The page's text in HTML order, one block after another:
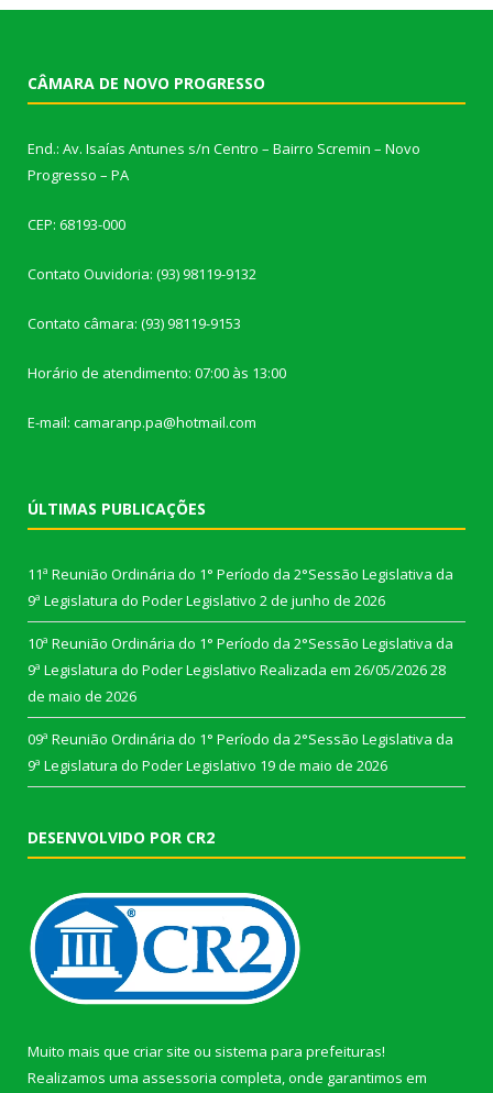
CÂMARA DE NOVO PROGRESSO
End.: Av. Isaías Antunes s/n Centro – Bairro Scremin – Novo
Progresso – PA
CEP: 68193-000
Contato Ouvidoria: (93) 98119-9132
Contato câmara: (93) 98119-9153
Horário de atendimento: 07:00 às 13:00
E-mail: camaranp.pa@hotmail.com
ÚLTIMAS PUBLICAÇÕES
11ª Reunião Ordinária do 1° Período da 2°Sessão Legislativa da
9ª Legislatura do Poder Legislativo 2 de junho de 2026
10ª Reunião Ordinária do 1° Período da 2°Sessão Legislativa da
9ª Legislatura do Poder Legislativo Realizada em 26/05/202628
de maio de 2026
09ª Reunião Ordinária do 1° Período da 2°Sessão Legislativa da
9ª Legislatura do Poder Legislativo 19 de maio de 2026
DESENVOLVIDO POR CR2
Muito mais que criar site ou sistema para prefeituras!
Realizamos uma assessoria completa, onde garantimos em